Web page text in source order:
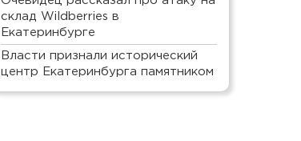
склад Wildberries в
Екатеринбурге
Власти признали исторический
центр Екатеринбурга памятником